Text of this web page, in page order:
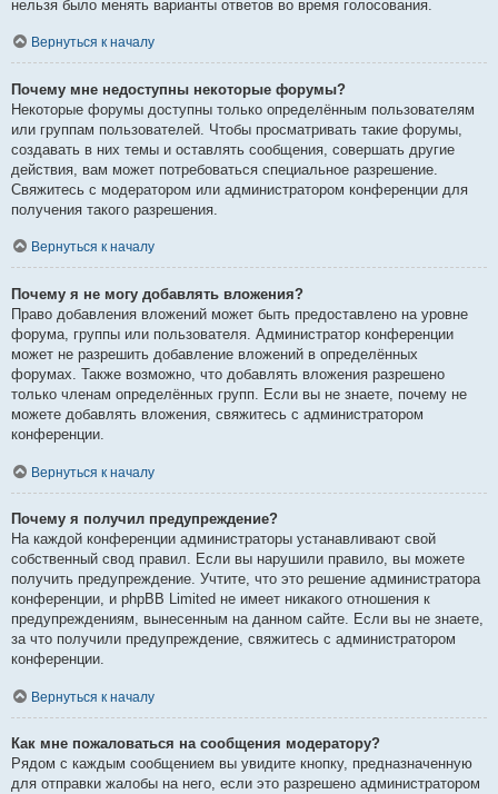
нельзя было менять варианты ответов во время голосования.
Вернуться к началу
Почему мне недоступны некоторые форумы?
Некоторые форумы доступны только определённым пользователям
или группам пользователей. Чтобы просматривать такие форумы,
создавать в них темы и оставлять сообщения, совершать другие
действия, вам может потребоваться специальное разрешение.
Свяжитесь с модератором или администратором конференции для
получения такого разрешения.
Вернуться к началу
Почему я не могу добавлять вложения?
Право добавления вложений может быть предоставлено на уровне
форума, группы или пользователя. Администратор конференции
может не разрешить добавление вложений в определённых
форумах. Также возможно, что добавлять вложения разрешено
только членам определённых групп. Если вы не знаете, почему не
можете добавлять вложения, свяжитесь с администратором
конференции.
Вернуться к началу
Почему я получил предупреждение?
На каждой конференции администраторы устанавливают свой
собственный свод правил. Если вы нарушили правило, вы можете
получить предупреждение. Учтите, что это решение администратора
конференции, и phpBB Limited не имеет никакого отношения к
предупреждениям, вынесенным на данном сайте. Если вы не знаете,
за что получили предупреждение, свяжитесь с администратором
конференции.
Вернуться к началу
Как мне пожаловаться на сообщения модератору?
Рядом с каждым сообщением вы увидите кнопку, предназначенную
для отправки жалобы на него, если это разрешено администратором